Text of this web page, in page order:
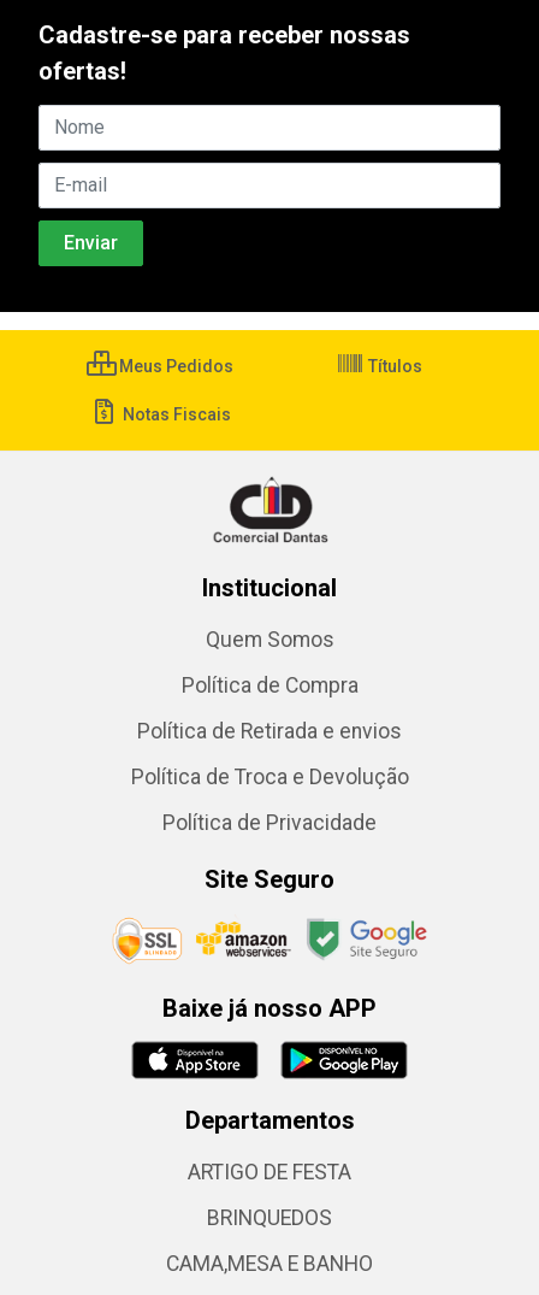
Cadastre-se para receber nossas
ofertas!
Meus Pedidos Títulos
Notas Fiscais
Institucional
Quem Somos
Política de Compra
Política de Retirada e envios
Política de Troca e Devolução
Política de Privacidade
Site Seguro
Baixe já nosso APP
Departamentos
ARTIGO DE FESTA
BRINQUEDOS
CAMA,MESA E BANHO